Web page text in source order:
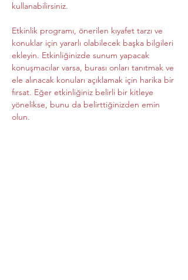
kullanabilirsiniz.
Etkinlik programı, önerilen kıyafet tarzı ve
konuklar için yararlı olabilecek başka bilgileri
ekleyin. Etkinliğinizde sunum yapacak
konuşmacılar varsa, burası onları tanıtmak ve
ele alınacak konuları açıklamak için harika bir
fırsat. Eğer etkinliğiniz belirli bir kitleye
yönelikse, bunu da belirttiğinizden emin
olun.